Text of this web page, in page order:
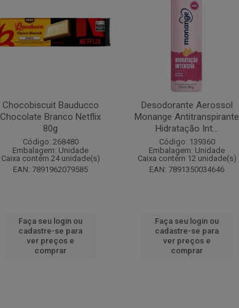
Chocobiscuit Bauducco
Chocolate Branco Netflix
80g
Código: 268480
Embalagem: Unidade
Caixa contém 24 unidade(s)
EAN: 7891962079585
Faça seu login ou
cadastre-se para
ver preços e
comprar
Desodorante Aerossol
Monange Antitranspirante
Hidratação Int...
Código: 139360
Embalagem: Unidade
Caixa contém 12 unidade(s)
EAN: 7891350034646
Faça seu login ou
cadastre-se para
ver preços e
comprar